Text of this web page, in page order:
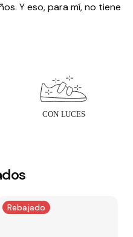
Y eso, para mí, no tiene
Rebajado